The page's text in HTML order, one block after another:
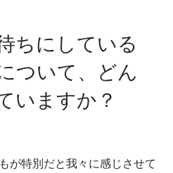
ちにしている
ついて、どん
いますか？
が特別だと我々に感じさせて